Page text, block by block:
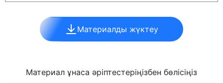
Материалды жүктеу
Материал ұнаса әріптестеріңізбен бөлісіңіз